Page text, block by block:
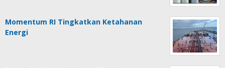
Momentum RI Tingkatkan Ketahanan
Energi